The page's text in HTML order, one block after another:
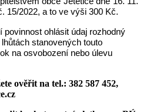
15/2022, a to ve výši 300 Kč.
ohlásit údaj rozhodný
stanovených touto
na osvobození nebo úlevu
ověřit na tel.: 382 587 452,